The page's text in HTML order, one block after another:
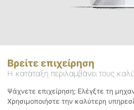
Βρείτε επιχείρηση
Η κατάταξη περιλαμβάνει τους
Ψάχνετε επιχείρηση; Ελέγξτε τη
Χρησιμοποιήστε την καλύτερη